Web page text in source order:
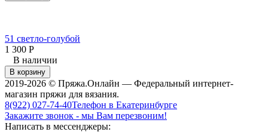
51 светло-голубой
1 300 Р
В наличии
В корзину
2019-2026 © Пряжа.Онлайн — Федеральный интернет-
магазин пряжи для вязания.
8(922) 027-74-40Телефон в Екатеринбурге
Закажите звонок - мы Вам перезвоним!
Написать в мессенджеры: